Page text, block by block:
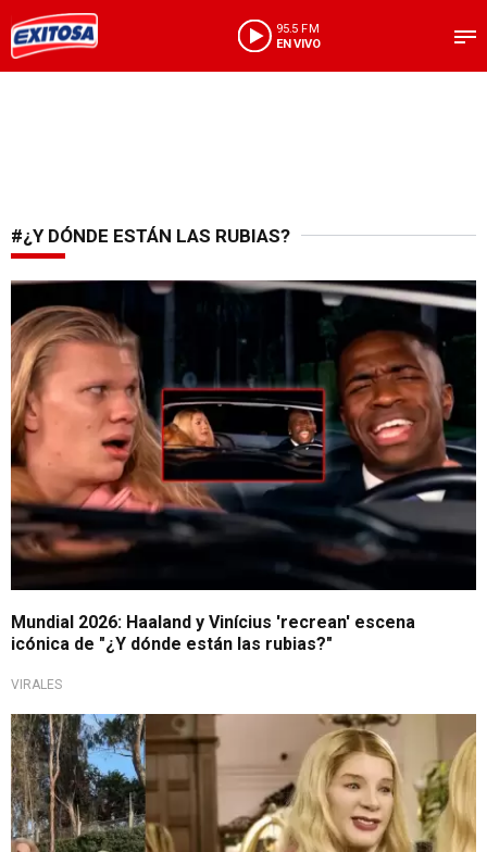
95.5 FM
EN VIVO
#¿Y DÓNDE ESTÁN LAS RUBIAS?
Un meme que cruzó cine y fútbol
Mundial 2026: Haaland y Vinícius 'recrean' escena
icónica de "¿Y dónde están las rubias?"
VIRALES
Celebración por Halloween